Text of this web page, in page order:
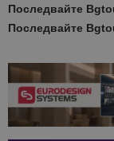
Последвайте
Последвайте